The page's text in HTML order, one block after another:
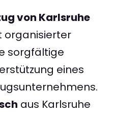
von Karlsruhe
organisierter
sorgfältige
eines
aus Karlsruhe